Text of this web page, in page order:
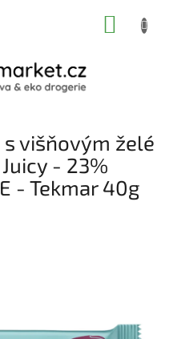
višňovým želé
- 23%
- Tekmar 40g